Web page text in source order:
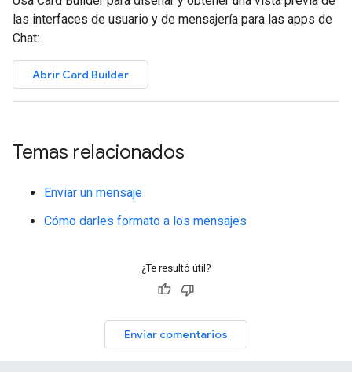
las interfaces de usuario y de mensajería para las apps de
Chat:
Abrir Card Builder
Temas relacionados
Enviar un mensaje
Cómo darles formato a los mensajes
¿Te resultó útil?
Enviar comentarios